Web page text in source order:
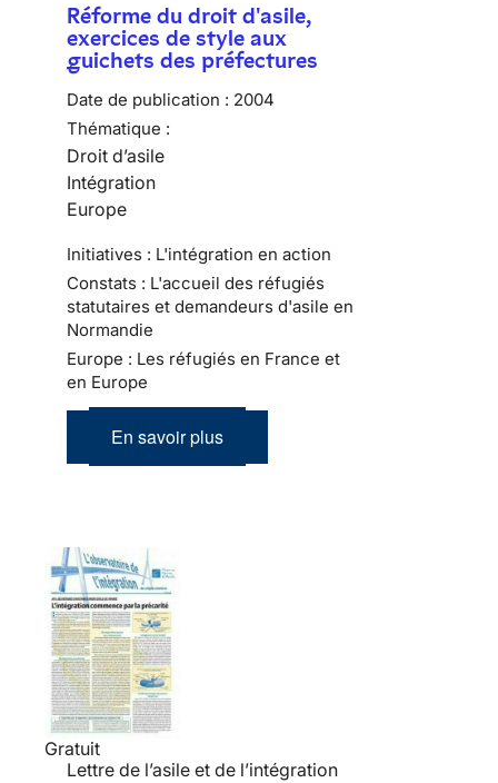
Réforme du droit d'asile,
exercices de style aux
guichets des préfectures
Date de publication : 2004
Thématique :
Droit d’asile
Intégration
Europe
Initiatives : L'intégration en action
Constats : L'accueil des réfugiés
statutaires et demandeurs d'asile en
Normandie
Europe : Les réfugiés en France et
en Europe
En savoir plus
Gratuit
Lettre de l’asile et de l’intégration